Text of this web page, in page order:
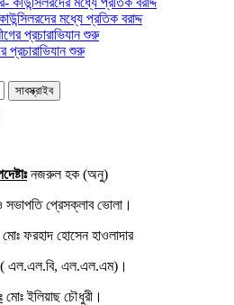
মধ্যে প্রতিক বরাদ্দ
প্রচারাভিযান শুরু
সাবস্ক্রাইব
নজরুল হক (অনু)
প্রেসক্লাব ভোলা।
মোঃ ফরহাদ হোসেন হাওলাদার
এল.এল.বি, এল.এল.এম)।
মোঃ ইলিয়াছ চৌধুরী।